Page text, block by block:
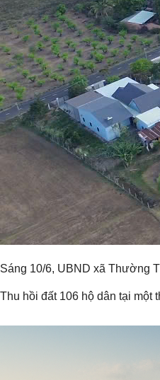
Sáng 10/6, UBND xã Thường
Thu hồi đất 106 hộ dân tại một